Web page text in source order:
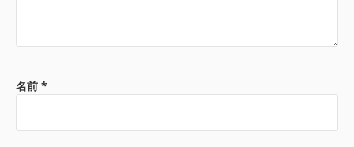
名前 *